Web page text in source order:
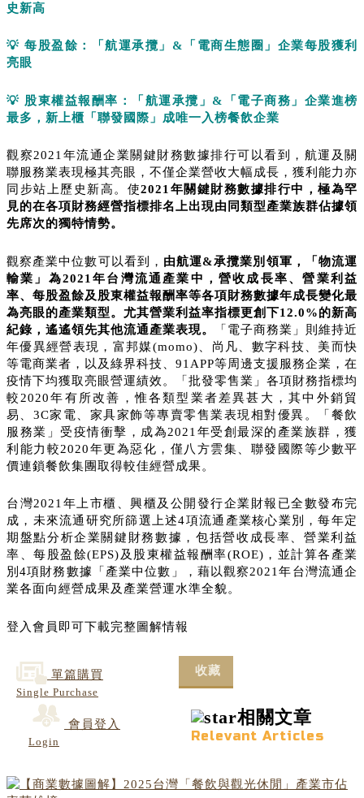
史新高
💡 每股盈餘：「航運承攬」 & 「電商生態圈」企業每股獲利
亮眼
💡 股東權益報酬率：「航運承攬」 &
「電子商務」企業進榜
最多，新上櫃「聯發國際」成唯一入榜餐飲企業
觀察2021年流通企業關鍵財務數據排行可以看到，航運及關
聯服務業表現極其亮眼，不僅企業營收大幅成長，獲利能力亦
同步站上歷史新高。使2021 年關鍵財務數據排行中，極為罕
見的在各項財務經營指標排名
上出現由同類型產業族群佔據領
先席次的獨特情勢。
觀察產業中位數可以看到， 由航運&承攬業別領軍，「物流運
輸業」為2021 年台灣流通產業中，營收成長率、營業利益
率、每股盈餘及股東權益報酬率等各項財務數據年成長變化最
為亮眼的產業類型。尤其營業利益率指標更創下12.0%的新高
紀錄，遙遙領先其他流通產業表現。
「電子商務業」則維持近
年優異經營表現，富邦媒(momo)、尚凡、數字科技、美而快
等電商業者，以及綠界科技、91APP等周邊支援服務企業，在
疫情下均獲取亮眼營運績效。「批發零售業」各項財務指標均
較2020年有所改善，惟各類型業者差異甚大，其中外銷貿
易、3C家電、家具家飾等專賣零售業表現相對優異。「餐飲
服務業」受疫情衝擊，成為2021年受創最深的產業族群，獲
利能力較2020年更為惡化，僅八方雲集、聯發國際等少數平
價連鎖餐飲集團取得較佳經營成果。
台灣2021年上市櫃、興櫃及公開發行企業財報已全數發布完
成，未來流通研究所篩選上述4項流通產業核心業別，每年定
期盤點分析企業關鍵財務數據，包括營收成長率、營業利益
率、每股盈餘(EPS)及股東權益報酬率(ROE)，並計算各產業
別4項財務數據「產業中位數」，藉以觀察2021年台灣流通企
業各面向經營成果及產業營運水準全貌。
登入會員即可下載完整圖解情報
單篇購買
Single Purchase
會員登入
Login
收藏
相關文章
Relevant Articles